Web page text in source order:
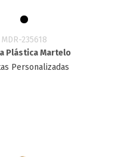
MDR-235618
Plástica Martelo
Personalizadas